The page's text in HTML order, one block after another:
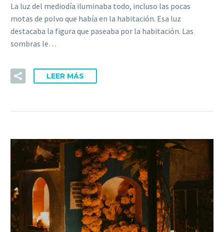
La luz del mediodía iluminaba todo, incluso las pocas
motas de polvo que había en la habitación. Esa luz
destacaba la figura que paseaba por la habitación. Las
sombras le…
LEER MÁS